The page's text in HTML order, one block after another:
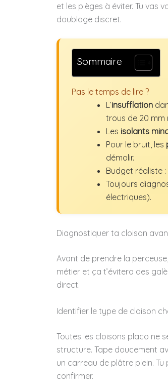
et les pièges à éviter. Tu vas
doublage discret.
Sommaire
Pas le temps de lire ?
L’insufflation
trous de 20 mm
Les isolants
Pour le bruit, les
démolir.
Budget réaliste
Toujours
électriques).
Diagnostiquer ta cloison
Avant de prendre la
métier et ça t’évitera des
direct.
Identifier le type de cloison
Toutes les cloisons placo ne
structure. Tape doucement
un carreau de plâtre plein. Tu
confirmer.